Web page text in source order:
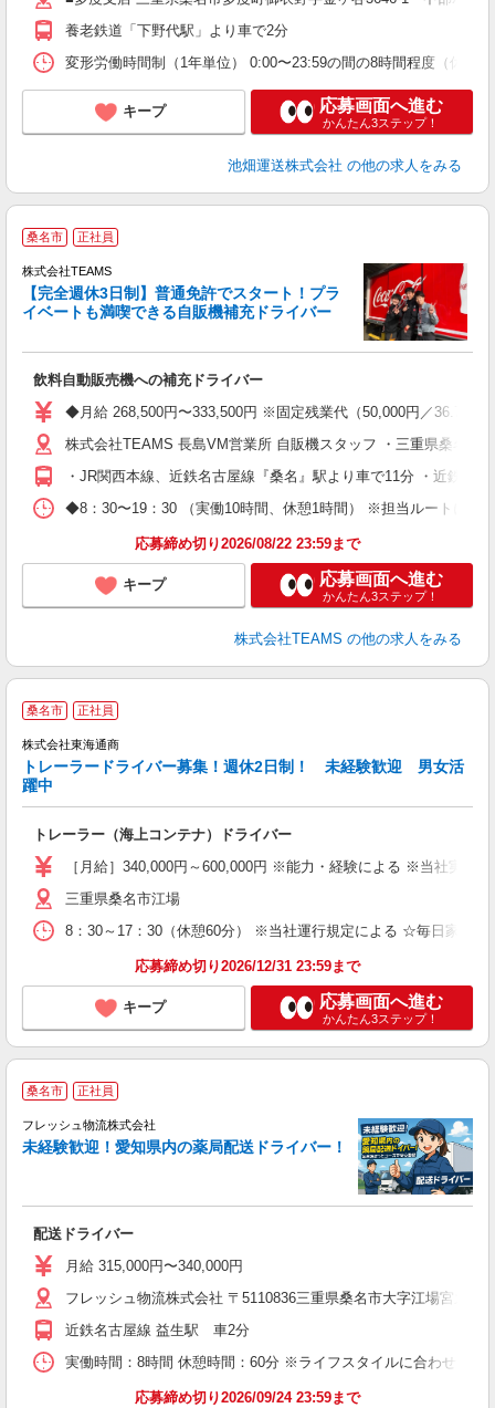
養老鉄道「下野代駅」より車で2分
変形労働時間制（1年単位） 0:00〜23:59の間の8時間程度（休
キープ 応募画面へ進む
かんたん3ステップ！
池畑運送株式会社 の他の求人をみる
桑名市 正社員
株式会社TEAMS
【完全週休3日制】普通免許でスタート！プラ
イベートも満喫できる自販機補充ドライバー
飲料自動販売機への補充ドライバー
◆月給 268,500円〜333,500円 ※固定残業代（50,000円／36.7時
株式会社TEAMS 長島VM営業所 自販機スタッフ ・三重県桑名市
・JR関西本線、近鉄名古屋線『桑名』駅より車で11分 ・近鉄名
◆8：30〜19：30 （実働10時間、休憩1時間） ※担当ルートによ
応募締め切り2026/08/22 23:59まで
キープ 応募画面へ進む
かんたん3ステップ！
株式会社TEAMS の他の求人をみる
桑名市 正社員
株式会社東海通商
トレーラードライバー募集！週休2日制！ 未経験歓迎 男女活
躍中
トレーラー（海上コンテナ）ドライバー
［月給］340,000円～600,000円 ※能力・経験による ※当社実績
三重県桑名市江場
8：30～17：30（休憩60分） ※当社運行規定による ☆毎日家に帰
応募締め切り2026/12/31 23:59まで
キープ 応募画面へ進む
かんたん3ステップ！
桑名市 正社員
フレッシュ物流株式会社
未経験歓迎！愛知県内の薬局配送ドライバー！
配送ドライバー
月給 315,000円〜340,000円
フレッシュ物流株式会社 〒5110836三重県桑名市大字江場宮之島
近鉄名古屋線 益生駅 車2分
実働時間：8時間 休憩時間：60分 ※ライフスタイルに合わせて、
応募締め切り2026/09/24 23:59まで